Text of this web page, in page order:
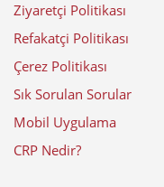
Ziyaretçi Politikası
Refakatçi Politikası
Çerez Politikası
Sık Sorulan Sorular
Mobil Uygulama
CRP Nedir?